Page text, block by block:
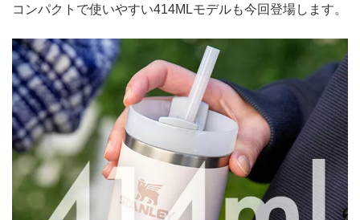
コンパクトで使いやすい414MLモデルも今回登場します。